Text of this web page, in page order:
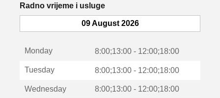
k
o
u
Radno vrijeme i usluge
09 August 2026
Monday 8:00;13:00 - 12:00;18:00
Tuesday 8:00;13:00 - 12:00;18:00
Wednesday 8:00;13:00 - 12:00;18:00